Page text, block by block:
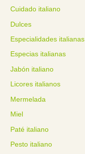
Cuidado italiano
Dulces
Especialidades italianas
Especias italianas
Jabón italiano
Licores italianos
Mermelada
Miel
Paté italiano
Pesto italiano